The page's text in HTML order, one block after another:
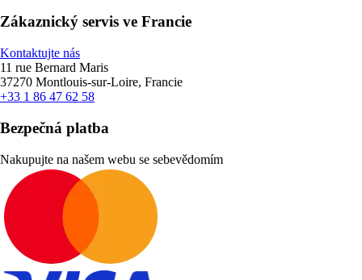
Zákaznický servis ve Francie
Kontaktujte nás
11 rue Bernard Maris
37270 Montlouis-sur-Loire, Francie
+33 1 86 47 62 58
Bezpečná platba
Nakupujte na našem webu se sebevědomím